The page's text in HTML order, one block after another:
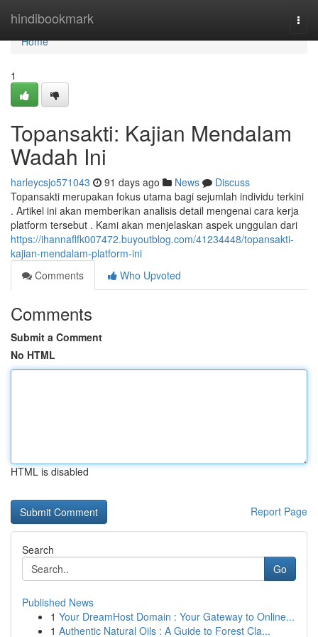
hindibookmark
Home
Home
1
Topansakti: Kajian Mendalam
Wadah Ini
harleycsjo571043 91 days ago News
Discuss
Topansakti merupakan fokus utama bagi sejumlah individu terkini
. Artikel ini akan memberikan analisis detail mengenai cara kerja
platform tersebut . Kami akan menjelaskan aspek unggulan dari
https://ihannaflfk007472.buyoutblog.com/41234448/topansakti-
kajian-mendalam-platform-ini
Comments
Who Upvoted
Comments
Submit a Comment
No HTML
HTML is disabled
Report Page
Search
Go
Published News
1 Your DreamHost Domain : Your Gateway to Online...
1 Authentic Natural Oils : A Guide to Forest Cla...